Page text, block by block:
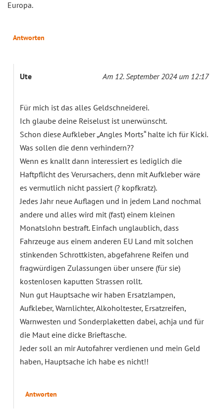
Europa.
Antworten
Ute Am 12. September 2024 um 12:17
Für mich ist das alles Geldschneiderei.
Ich glaube deine Reiselust ist unerwünscht.
Schon diese Aufkleber „Angles Morts“ halte ich für Kicki.
Was sollen die denn verhindern??
Wenn es knallt dann interessiert es lediglich die
Haftpflicht des Verursachers, denn mit Aufkleber wäre
es vermutlich nicht passiert (? kopfkratz).
Jedes Jahr neue Auflagen und in jedem Land nochmal
andere und alles wird mit (fast) einem kleinen
Monatslohn bestraft. Einfach unglaublich, dass
Fahrzeuge aus einem anderen EU Land mit solchen
stinkenden Schrottkisten, abgefahrene Reifen und
fragwürdigen Zulassungen über unsere (für sie)
kostenlosen kaputten Strassen rollt.
Nun gut Hauptsache wir haben Ersatzlampen,
Aufkleber, Warnlichter, Alkoholtester, Ersatzreifen,
Warnwesten und Sonderplaketten dabei, achja und für
die Maut eine dicke Brieftasche.
Jeder soll an mir Autofahrer verdienen und mein Geld
haben, Hauptsache ich habe es nicht!!
Antworten